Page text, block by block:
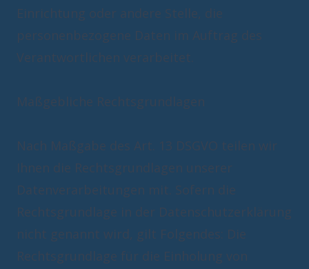
Einrichtung oder andere Stelle, die
personenbezogene Daten im Auftrag des
Verantwortlichen verarbeitet.
Maßgebliche Rechtsgrundlagen
Nach Maßgabe des Art. 13 DSGVO teilen wir
Ihnen die Rechtsgrundlagen unserer
Datenverarbeitungen mit. Sofern die
Rechtsgrundlage in der Datenschutzerklärung
nicht genannt wird, gilt Folgendes: Die
Rechtsgrundlage für die Einholung von